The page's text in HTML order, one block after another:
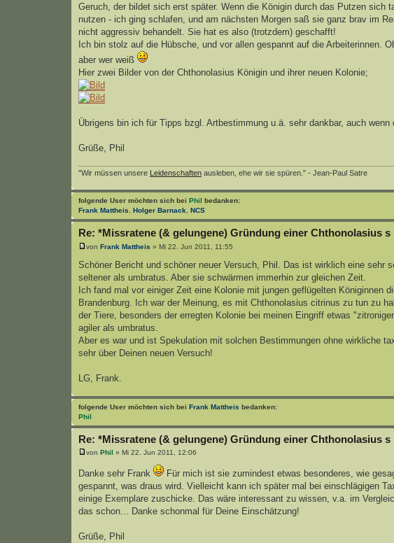
Geruch, der bildet sich erst später. Wenn die Königin durch das Putzen sich
nutzen - ich ging schlafen, und am nächsten Morgen saß sie ganz brav im
nicht aggressiv behandelt. Sie hat es also (trotzdem) geschafft!
Ich bin stolz auf die Hübsche, und vor allen gespannt auf die Arbeiterinnen.
aber wer weiß
Hier zwei Bilder von der Chthonolasius Königin und ihrer neuen Kolonie;
Übrigens bin ich für Tipps bzgl. Artbestimmung u.ä. sehr dankbar, auch
Grüße, Phil
"Wir müssen unsere Leidenschaften ausleben, ehe wir sie spüren." - Jean-Paul Satre
folgende User möchten sich bei Phil bedanken:
Frank Mattheis, Holger Barnack, NCS
Re: *Missratene (& gelungene) Gründung einer Chthonolasius s
von Frank Mattheis » Mi 22. Jun 2011, 11:55
Schöner Bericht und schöner neuer Versuch, Phil. Das ist wirklich eine sehr
seltener als umbratus. Aber sie schwärmen immerhin zur gleichen Zeit.
Ich fand mal vor einiger Zeit eine Kolonie mit jungen geflügelten Königinnen
Brandenburg. Ich war der Meinung, es mit Chthonolasius citrinus zu tun zu
der Tiere, besonders der erregten Kolonie bei meinen Eingriff etwas
agiler als umbratus.
Aber es war und ist Spekulation mit solchen Bestimmungen ohne wirkliche
sehr über Deinen neuen Versuch!
LG, Frank.
folgende User möchten sich bei Frank Mattheis bedanken:
Phil
Re: *Missratene (& gelungene) Gründung einer Chthonolasius s
von Phil » Mi 22. Jun 2011, 12:06
Danke sehr Frank
Für mich ist sie zumindest etwas besonderes, wie
gespannt, was draus wird. Vielleicht kann ich später mal bei einschlägigen
einige Exemplare zuschicke. Das wäre interessant zu wissen, v.a. im
das schon... Danke schonmal für Deine Einschätzung!
Grüße, Phil